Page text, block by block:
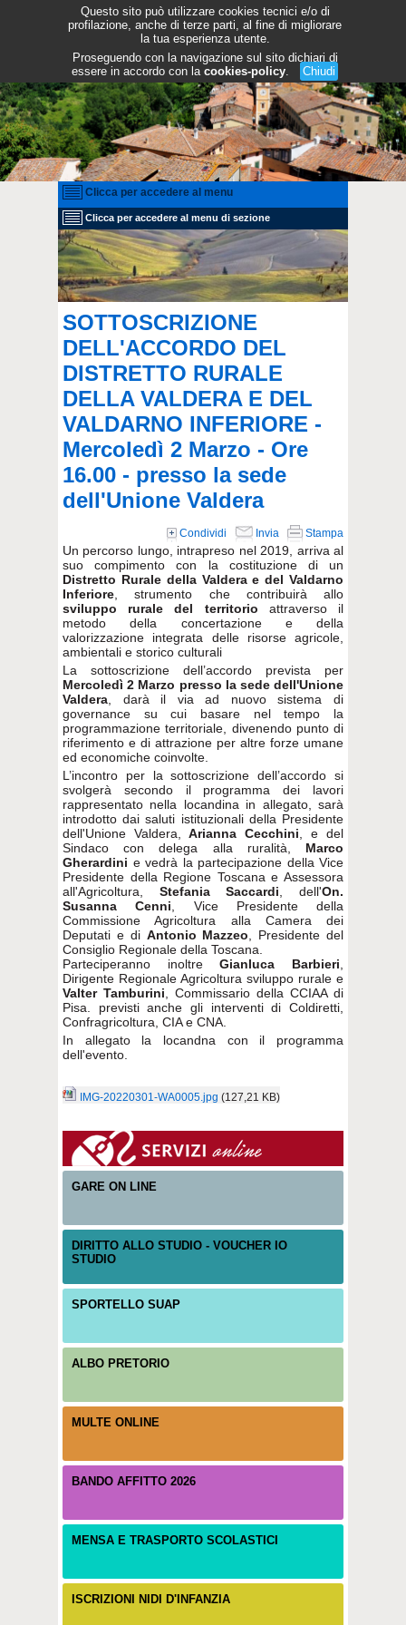
Questo sito può utilizzare cookies tecnici e/o di
profilazione, anche di terze parti, al fine di migliorare
la tua esperienza utente.
Proseguendo con la navigazione sul sito dichiari di
essere in accordo con la cookies-policy. Chiudi
Clicca per accedere al menu
Clicca per accedere al menu di sezione
SOTTOSCRIZIONE
DELL'ACCORDO DEL
DISTRETTO RURALE
DELLA VALDERA E DEL
VALDARNO INFERIORE -
Mercoledì 2 Marzo - Ore
16.00 - presso la sede
dell'Unione Valdera
Condividi Invia Stampa
Un percorso lungo, intrapreso nel 2019, arriva al
suo compimento con la costituzione di un
Distretto Rurale della Valdera e del Valdarno
Inferiore , strumento che contribuirà allo
sviluppo rurale del territorio attraverso il
metodo della concertazione e della
valorizzazione integrata delle risorse agricole,
ambientali e storico culturali
La sottoscrizione dell’accordo prevista per
Mercoledì 2 Marzo presso la sede dell'Unione
Valdera , darà il via ad nuovo sistema di
governance su cui basare nel tempo la
programmazione territoriale, divenendo punto di
riferimento e di attrazione per altre forze umane
ed economiche coinvolte.
L’incontro per la sottoscrizione dell’accordo si
svolgerà secondo il programma dei lavori
rappresentato nella locandina in allegato, sarà
introdotto dai saluti istituzionali della Presidente
dell'Unione Valdera,
Arianna Cecchini , e del
Sindaco con delega alla ruralità,
Marco
Gherardini e vedrà la partecipazione della Vice
Presidente della Regione Toscana e Assessora
all'Agricoltura, Stefania Saccardi , dell'On.
Susanna Cenni , Vice Presidente della
Commissione Agricoltura alla Camera dei
Deputati e di Antonio Mazzeo , Presidente del
Consiglio Regionale della Toscana.
Parteciperanno inoltreGianluca Barbieri
Dirigente Regionale Agricoltura sviluppo rurale e
Valter Tamburini , Commissario della CCIAA di
Pisa. previsti anche gli interventi di Coldiretti,
Confragricoltura, CIA e CNA.
In allegato la locandna con il programma
dell'evento.
IMG-20220301-WA0005.jpg (127,21 KB)
GARE ON LINE
DIRITTO ALLO STUDIO - VOUCHER IO
STUDIO
SPORTELLO SUAP
ALBO PRETORIO
MULTE ONLINE
BANDO AFFITTO 2026
MENSA E TRASPORTO SCOLASTICI
ISCRIZIONI NIDI D'INFANZIA